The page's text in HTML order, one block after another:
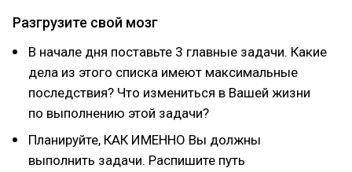
Разгрузите свой мозг
В начале дня поставьте 3 главные задачи. Какие
дела из этого списка имеют максимальные
последствия? Что измениться в Вашей жизни
по выполнению этой задачи?
Планируйте, КАК ИМЕННО Вы должны
выполнить задачи. Распишите путь